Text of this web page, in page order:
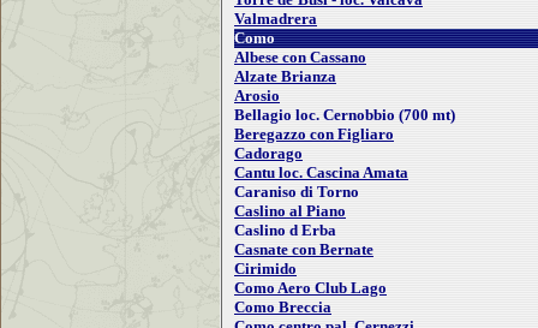
Valmadrera
Como
Albese con Cassano
Alzate Brianza
Arosio
Bellagio loc. Cernobbio (700 mt)
Beregazzo con Figliaro
Cadorago
Cantu loc. Cascina Amata
Caraniso di Torno
Caslino al Piano
Caslino d Erba
Casnate con Bernate
Cirimido
Como Aero Club Lago
Como Breccia